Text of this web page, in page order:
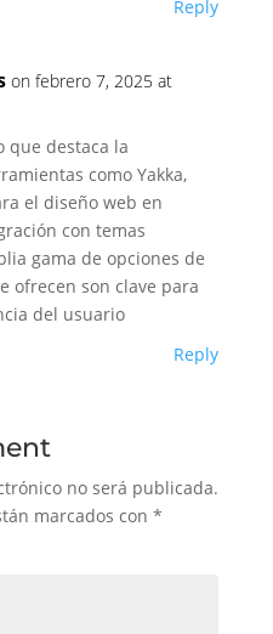
Reply
on febrero 7, 2025 at
que destaca la
como Yakka,
el diseño web en
con temas
gama de opciones de
ofrecen son clave para
del usuario
Reply
no será publicada.
marcados con *